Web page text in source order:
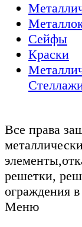
Сейфы
Краски
Все права
решетки,
ограждения
Меню